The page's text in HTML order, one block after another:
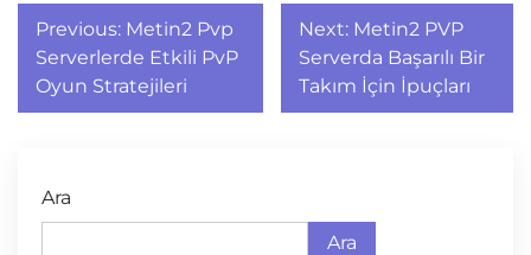
Yazı
gezinmesi
Previous: Metin2 Pvp
Serverlerde Etkili PvP
Oyun Stratejileri
Next: Metin2 PVP
Serverda Başarılı Bir
Takım İçin İpuçları
Ara
Ara